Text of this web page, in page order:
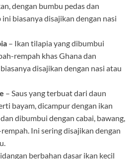
dengan bumbu pedas dan
ini biasanya disajikan dengan nasi
– Ikan tilapia yang dibumbui
rempah khas Ghana dan
disajikan dengan nasi atau
– Saus yang terbuat dari daun
bayam, dicampur dengan ikan
dibumbui dengan cabai, bawang,
Ini sering disajikan dengan
berbahan dasar ikan kecil